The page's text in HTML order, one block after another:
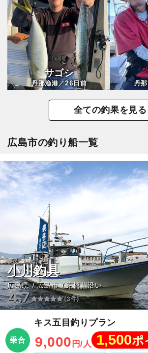
サゴシ
丹那漁港／26日前 丹
全ての釣果を見る
広島市の釣り船一覧
小川釣具
広島県 広島市 京橋川沿い
4.7 (3件)
乗合
キス五目釣りプラン
9,000 円/人 1,500ポ